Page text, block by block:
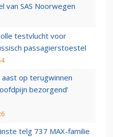
van SAS Noorwegen
testvlucht voor
passagierstoestel
aast op terugwinnen
bezorgend’
telg 737 MAX-familie